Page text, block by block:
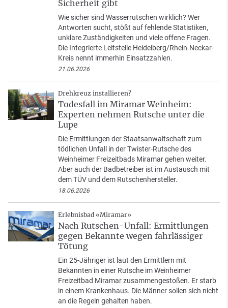
Sicherheit gibt
Wie sicher sind Wasserrutschen wirklich? Wer
Antworten sucht, stößt auf fehlende Statistiken,
unklare Zuständigkeiten und viele offene Fragen.
Die Integrierte Leitstelle Heidelberg/Rhein-Neckar-
Kreis nennt immerhin Einsatzzahlen.
21.06.2026
Drehkreuz installieren?
Todesfall im Miramar Weinheim:
Experten nehmen Rutsche unter die
Lupe
Die Ermittlungen der Staatsanwaltschaft zum
tödlichen Unfall in der Twister-Rutsche des
Weinheimer Freizeitbads Miramar gehen weiter.
Aber auch der Badbetreiber ist im Austausch mit
dem TÜV und dem Rutschenhersteller.
18.06.2026
Erlebnisbad «Miramar»
Nach Rutschen-Unfall: Ermittlungen
gegen Bekannte wegen fahrlässiger
Tötung
Ein 25-Jähriger ist laut den Ermittlern mit
Bekannten in einer Rutsche im Weinheimer
Freizeitbad Miramar zusammengestoßen. Er starb
in einem Krankenhaus. Die Männer sollen sich nicht
an die Regeln gehalten haben.